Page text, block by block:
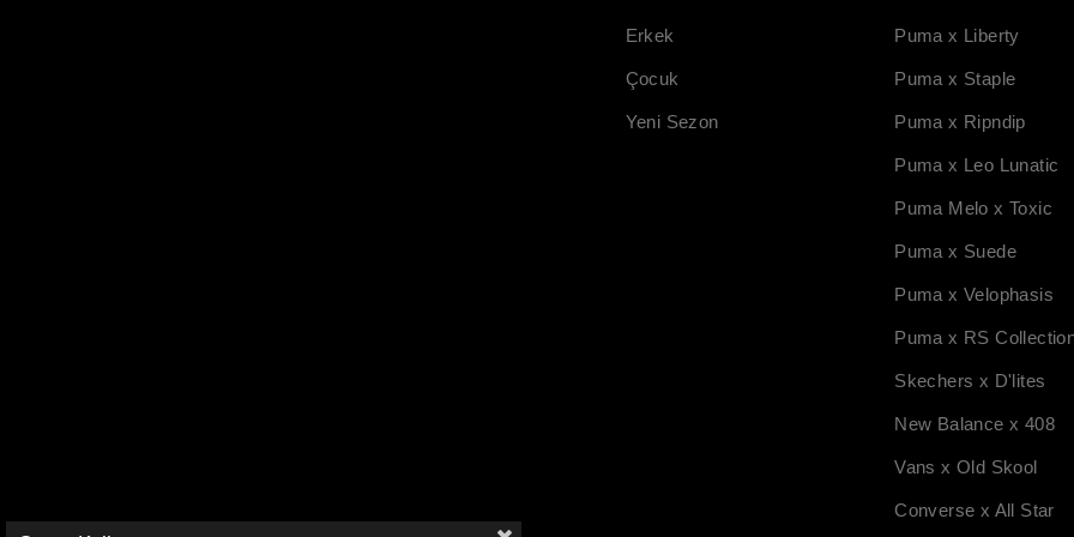
Erkek
Çocuk
Yeni Sezon
Puma x Liberty
Puma x Staple
Puma x Ripndip
Puma x Leo Lunatic
Puma Melo x Toxic
Puma x Suede
Puma x Velophasis
Puma x RS
Skechers x D'lites
New Balance x 408
Vans x Old Skool
Converse x All Star